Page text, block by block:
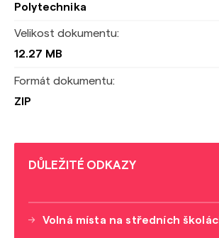
Polytechnika
Velikost dokumentu:
12.27 MB
Formát dokumentu:
ZIP
DŮLEŽITÉ ODKAZY
Volná místa na středních